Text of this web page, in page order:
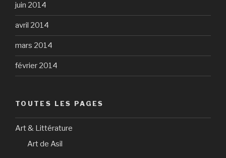
juin 2014
avril 2014
mars 2014
février 2014
TOUTES LES PAGES
Art & Littérature
Art de Asil